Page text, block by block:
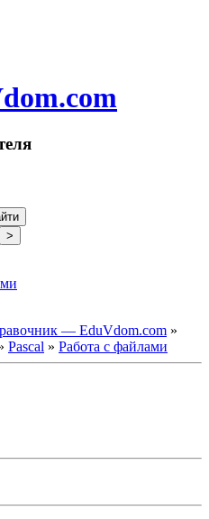
>
— EduVdom.com »
Pascal » Работа с файлами